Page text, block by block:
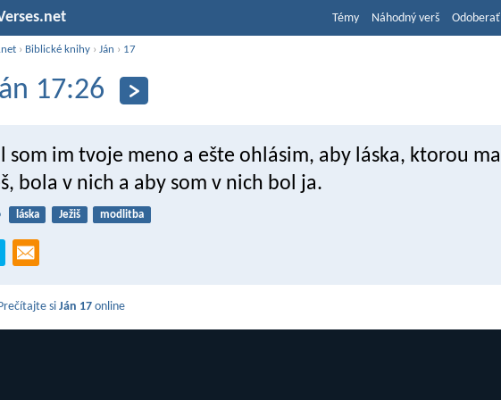
Témy Náhodný verš Odoberať
› Biblické knihy ›Ján › 17
17:26
som im tvoje meno a ešte ohlásim, aby láska, ktorou ma
bola v nich a aby som v nich bol ja.
láska Ježiš modlitba
siJán 17 online